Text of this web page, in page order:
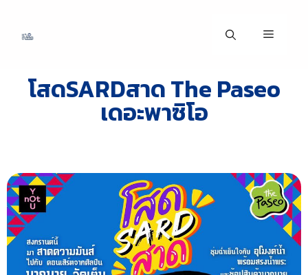
โสดSARDสาด The Paseo
เดอะพาซิโอ